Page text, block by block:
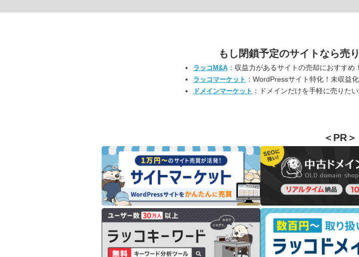
もし閉鎖予定のサイトなら売
ラッコM&A ：収益力があるサイトの売却におすすめ
ラッコマーケット ：WordPressサイト特化！未収益
ドメインマーケット ：ドメインだけを手軽に売りた
＜PR＞